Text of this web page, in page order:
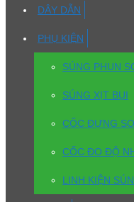
DÂY DẪN
PHỤ KIỆN
SÚNG PHUN
SÚNG XỊT BỤI
CỐC ĐỰNG
CỐC ĐO ĐỘ
LINH KIỆN